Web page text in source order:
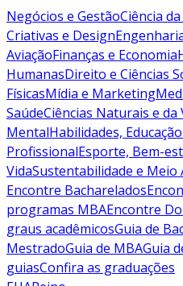
Negócios e GestãoCiência
Criativas e Design
AviaçãoFinanças e Economia
HumanasDireito e Ciências
FísicasMídia e Marketing
SaúdeCiências Naturais e da
MentalHabilidades,
ProfissionalEsporte, Bem-
VidaSustentabilidade e Meio
Encontre Bacharelados
programas MBAEncontre
graus acadêmicosGuia de
MestradoGuia de MBAGuia
guiasConfira as graduações